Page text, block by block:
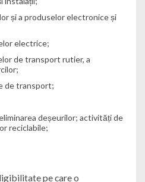
și a produselor electronice și
electrice;
de transport rutier, a
de transport;
deșeurilor; activități de
reciclabile;
pe care o